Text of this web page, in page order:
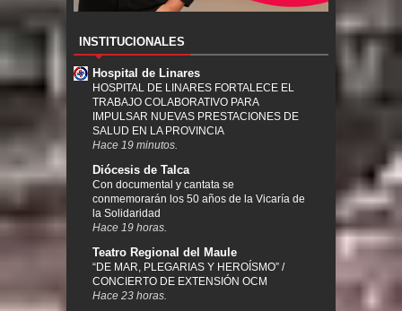
INSTITUCIONALES
Hospital de Linares
HOSPITAL DE LINARES FORTALECE EL
TRABAJO COLABORATIVO PARA
IMPULSAR NUEVAS PRESTACIONES DE
SALUD EN LA PROVINCIA
Hace 19 minutos.
Diócesis de Talca
Con documental y cantata se
conmemorarán los 50 años de la Vicaría de
la Solidaridad
Hace 19 horas.
Teatro Regional del Maule
“DE MAR, PLEGARIAS Y HEROÍSMO” /
CONCIERTO DE EXTENSIÓN OCM
Hace 23 horas.